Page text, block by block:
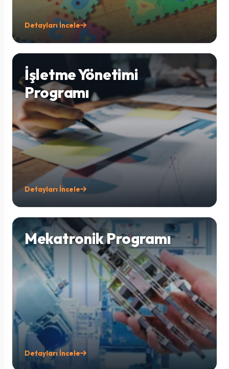
Detayları İncele
İşletme Yönetimi
Programı
Detayları İncele
Mekatronik Programı
Detayları İncele